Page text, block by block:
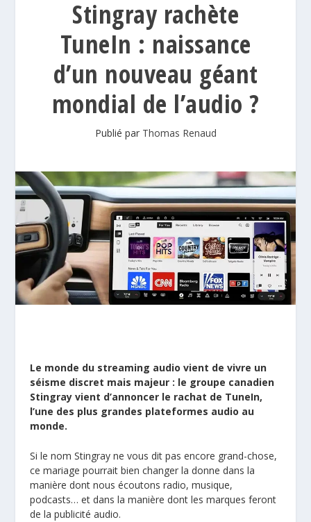
Stingray rachète
TuneIn : naissance
d’un nouveau géant
mondial de l’audio ?
Publié par Thomas Renaud
Le monde du streaming audio vient de vivre un
séisme discret mais majeur : le groupe canadien
Stingray vient d’annoncer le rachat de TuneIn,
l’une des plus grandes plateformes audio au
monde.
Si le nom Stingray ne vous dit pas encore grand-chose,
ce mariage pourrait bien changer la donne dans la
manière dont nous écoutons radio, musique,
podcasts… et dans la manière dont les marques feront
de la publicité audio.